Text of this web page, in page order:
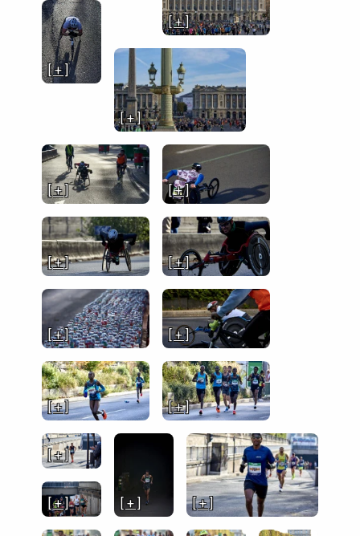
[ + ]
[ + ]
[ + ]
[ + ] [ + ]
[ + ] [ + ]
[ + ] [ + ]
[ + ] [ + ]
[ + ]
[ + ] [ + ]
[ + ]